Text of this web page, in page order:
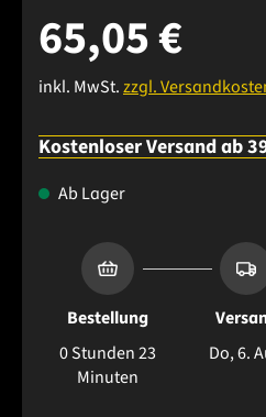
65,05 €
inkl. MwSt.zzgl.
Kostenloser Versand ab
Ab Lager
Bestellung
0 Stunden 23
Minuten
Do, 6.